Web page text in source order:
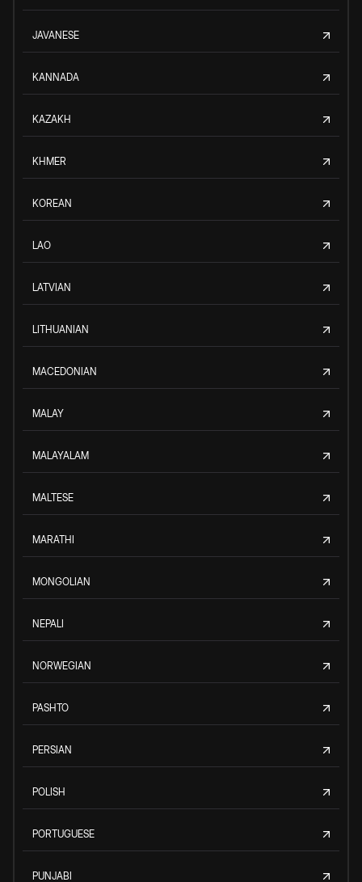
JAVANESE
KANNADA
KAZAKH
KHMER
KOREAN
LAO
LATVIAN
LITHUANIAN
MACEDONIAN
MALAY
MALAYALAM
MALTESE
MARATHI
MONGOLIAN
NEPALI
NORWEGIAN
PASHTO
PERSIAN
POLISH
PORTUGUESE
PUNJABI